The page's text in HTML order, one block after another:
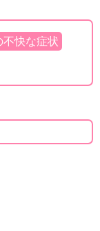
不快な症状